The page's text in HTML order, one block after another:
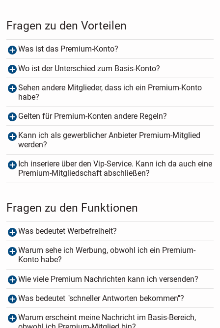
Fragen zu den Vorteilen
Was ist das Premium-Konto?
Wo ist der Unterschied zum Basis-Konto?
Sehen andere Mitglieder, dass ich ein Premium-Konto
habe?
Gelten für Premium-Konten andere Regeln?
Kann ich als gewerblicher Anbieter Premium-Mitglied
werden?
Ich inseriere über den Vip-Service. Kann ich da auch eine
Premium-Mitgliedschaft abschließen?
Fragen zu den Funktionen
Was bedeutet Werbefreiheit?
Warum sehe ich Werbung, obwohl ich ein Premium-
Konto habe?
Wie viele Premium Nachrichten kann ich versenden?
Was bedeutet "schneller Antworten bekommen"?
Warum erscheint meine Nachricht im Basis-Bereich,